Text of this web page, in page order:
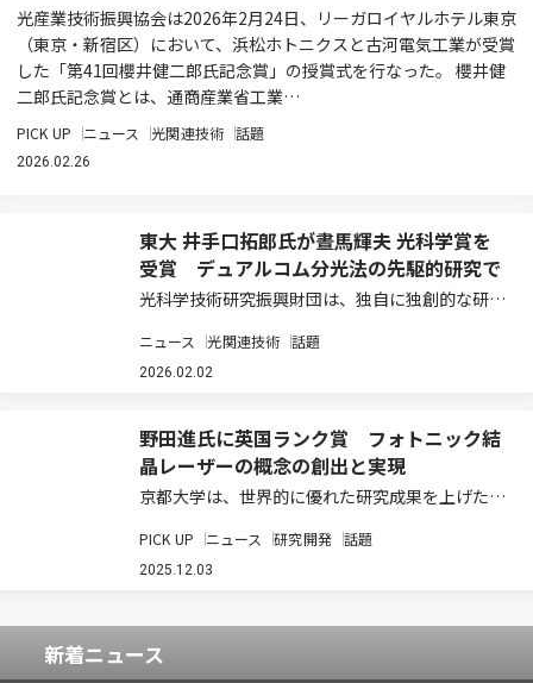
光産業技術振興協会は2026年2月24日、リーガロイヤルホテル東京
（東京・新宿区）において、浜松ホトニクスと古河電気工業が受賞
した「第41回櫻井健二郎氏記念賞」の授賞式を行なった。 櫻井健
二郎氏記念賞とは、通商産業省工業…
PICK UP ニュース 光関連技術 話題
2026.02.26
東大 井手口拓郎氏が晝馬輝夫 光科学賞を
受賞 デュアルコム分光法の先駆的研究で
光科学技術研究振興財団は、独自に独創的な研究
の発展に貢献したと認められる研究者を顕彰する
「第7回 晝馬輝夫 光科学賞」の受賞者および「令
ニュース 光関連技術 話題
2026.02.02
野田進氏に英国ランク賞 フォトニック結
晶レーザーの概念の創出と実現
京都大学は、世界的に優れた研究成果を上げた科
野田進氏の受賞が決まったと発表した（ニュース
リリース）。 ランク賞は、イギリスの実業家であ
PICK UP ニュース 研究開発 話題
2025.12.03
新着ニュース